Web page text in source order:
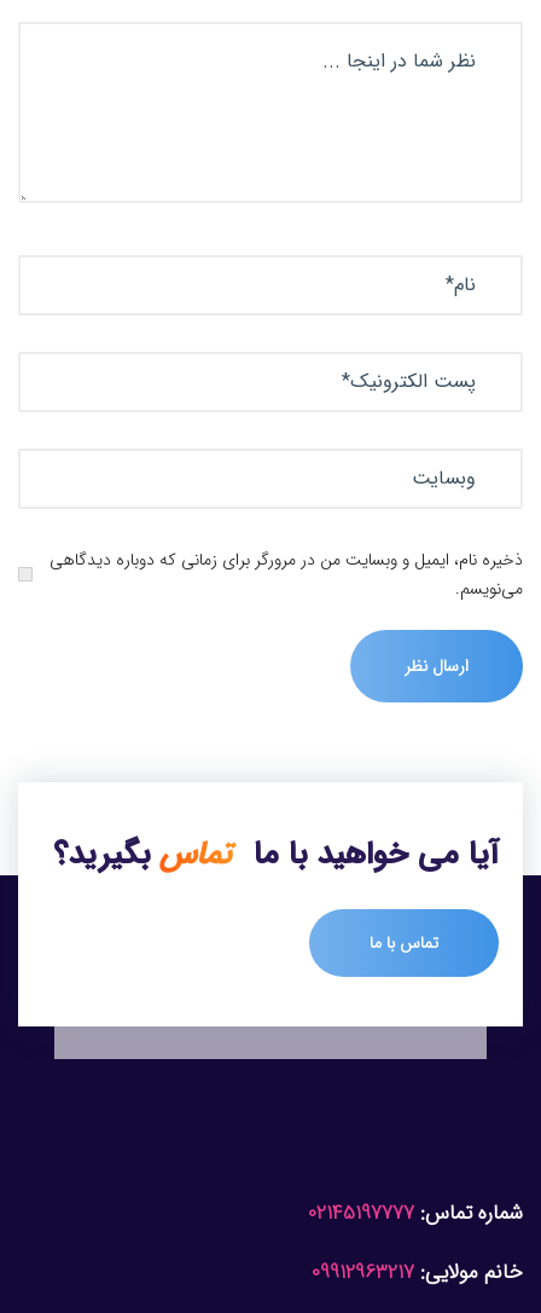
ذخیره نام، ایمیل و وبسایت من در مرورگر برای زمانی که دوباره دیدگاهی
می‌نویسم.
آیا می خواهید با ما تماسبگیرید؟
تماس با ما
شماره تماس: 02145197777
خانم مولایی: 09912963217